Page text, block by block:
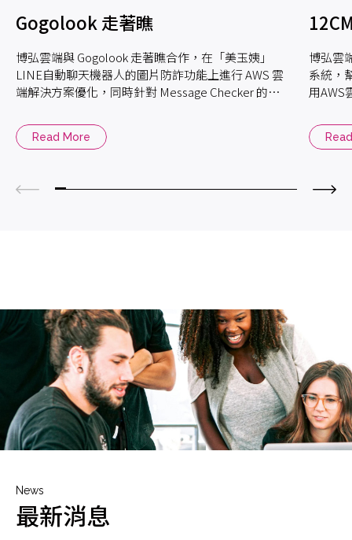
Gogolook 走著瞧
博弘雲端與 Gogolook 走著瞧合作，在「美玉姨」
LINE自動聊天機器人的圖片防詐功能上進行 AWS 雲
端解決方案優化，同時針對 Message Checker 的
的詐騙行為 !
Read More
博弘雲
系統，
用AWS
News
最新消息